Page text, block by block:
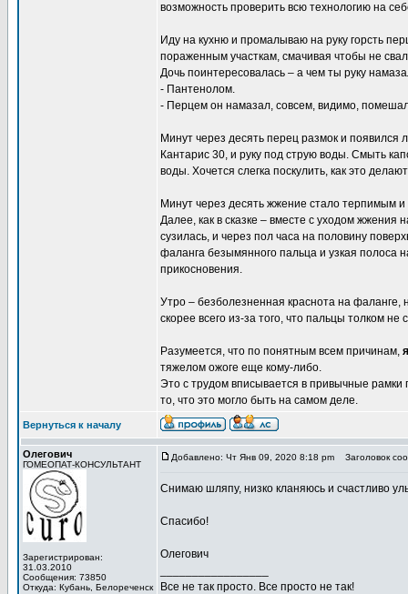
возможность проверить всю технологию на
Иду на кухню и промалываю на руку горсть
пораженным участкам, смачивая чтобы не
Дочь поинтересовалась – а чем ты руку
- Пантенолом.
- Перцем он намазал, совсем, видимо,
Минут через десять перец размок и появился
Кантарис 30, и руку под струю воды. Смыть
воды. Хочется слегка поскулить, как это
Минут через десять жжение стало терпимым
Далее, как в сказке – вместе с уходом жжения
сузилась, и через пол часа на половину
фаланга безымянного пальца и узкая полоса
прикосновения.
Утро – безболезненная краснота на
скорее всего из-за того, что пальцы толком
Разумеется, что по понятным всем причинам,
тяжелом ожоге еще кому-либо.
Это с трудом вписывается в привычные рамки
то, что это могло быть на самом деле.
Вернуться к началу
Олегович
ГОМЕОПАТ-КОНСУЛЬТАНТ
Зарегистрирован:
31.03.2010
Сообщения: 73850
Откуда: Кубань, Белореченск
Добавлено: Чт Янв 09, 2020 8:18 pm Заголовок
Снимаю шляпу, низко кланяюсь и счастливо
Спасибо!
Олегович
Все не так просто. Все просто не так!